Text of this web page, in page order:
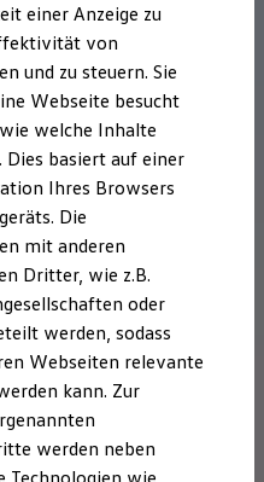
einer Anzeige zu
von
und zu steuern. Sie
Webseite besucht
welche Inhalte
basiert auf einer
Ihres Browsers
Die
mit anderen
Dritter, wie z.B.
oder
werden, sodass
Webseiten relevante
kann. Zur
werden neben
Technologien wie